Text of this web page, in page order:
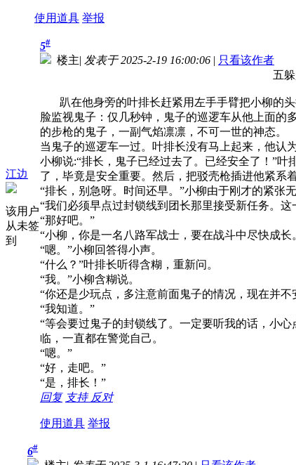
使用道具 举报
江边
该用户
从未签
到
5#
楼主| 发表于 2025-2-19 16:00:06 | 只看该作者
五躲起
趴在他身旁的叶排长赶紧用左手手臂把小柳的头
脸监视鬼子：仅几秒钟，鬼子的巡逻车从他上面的
的步枪的鬼子，一副气焰凛凛，不可一世的神态。
当鬼子的巡逻车一过。叶排长没有马上起来，他认
小柳说:“排长，鬼子已经过去了。已经安全了！”
了，毕竟是安全重要。然后，把驳壳枪插进他紧系
“排长，别急呀。时间还早。”小柳由于刚才的紧张
“我们必须早点过封锁线到团长那里接受新任务。
“那好吧。”
“小柳，你是一名八路军战士，要在战斗中尽快成
“嗯。”小柳回答得小声。
“什么？”叶排长听得含糊，重新问。
“我。”小柳含糊说。
“你还是少玩点，多注意前面鬼子的情况，现在并不
“我知道。”
“等会要过鬼子的封锁线了。一定要听我的话，小
临，一直都在警觉自己。
“嗯。”
“好，走吧。”
“是，排长！”
回复 支持 反对
使用道具 举报
6#